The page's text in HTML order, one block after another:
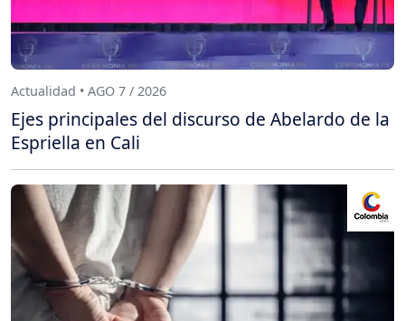
Actualidad • AGO 7 / 2026
Ejes principales del discurso de Abelardo de la
Espriella en Cali